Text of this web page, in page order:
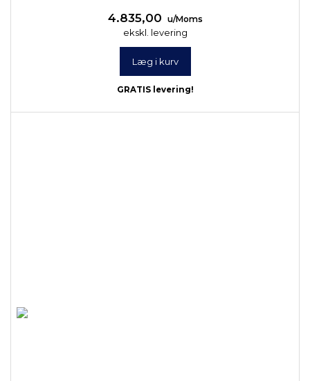
4.835,00 u/Moms
ekskl. levering
Læg i kurv
GRATIS levering!